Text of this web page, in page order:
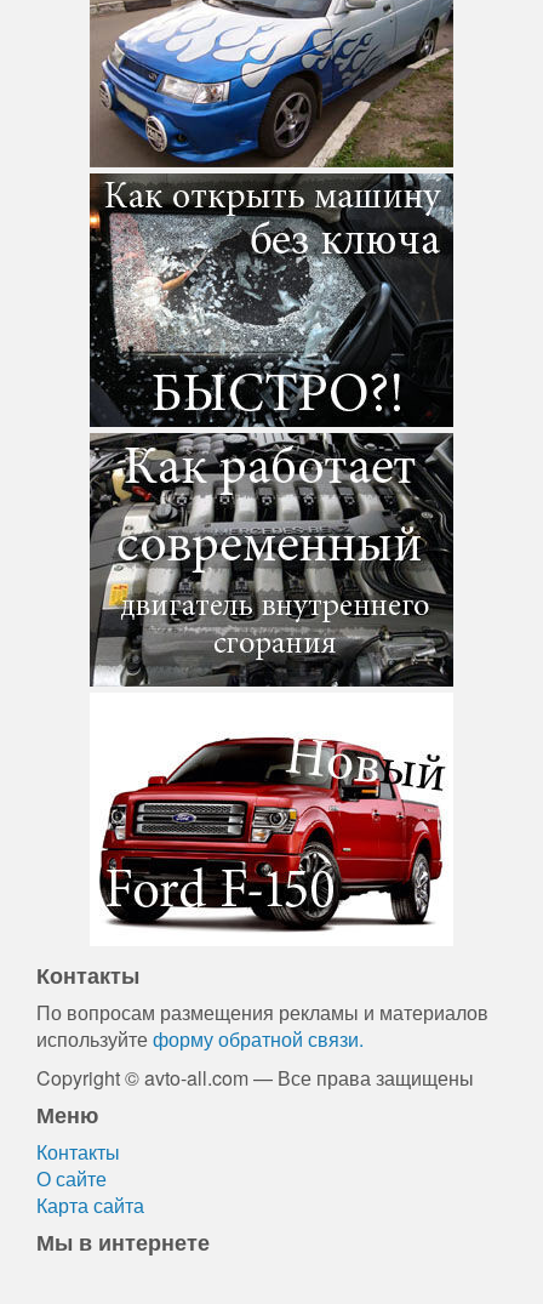
Контакты
По вопросам размещения рекламы и материалов
используйтеформу обратной связи.
Copyright © avto-all.com — Все права защищены
Меню
Контакты
О сайте
Карта сайта
Мы в интернете